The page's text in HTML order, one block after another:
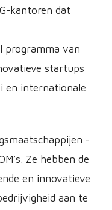
kantoren dat
programma van
startups
en internationale
-
Ze hebben de
en innovatieve
aan te